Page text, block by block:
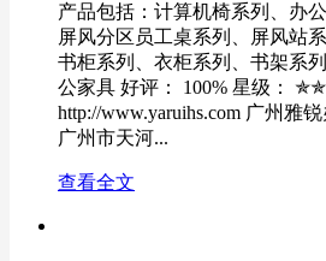
产品包括：计算机椅系列、办
屏风分区员工桌系列、屏风站
书柜系列、衣柜系列、书架系
公家具 好评： 100% 星级：
http://www.yaruihs.com 广州雅
广州市天河...
查看全文